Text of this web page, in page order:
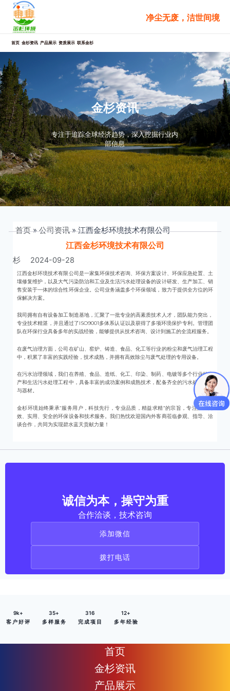
净尘无废，洁世间境
首页 金杉资讯 产品展示 资质展示 联系金杉
金杉资讯
专注于追踪全球经济趋势，深入挖掘行业内
部信息
首页»公司资讯»江西金杉环境技术有限公司
江西金杉环境技术有限公司
杉 2024-09-28
江西金杉环境技术有限公司是一家集环保技术咨询、环保方案设计、环保应急处置、土
壤修复维护，以及大气污染防治和工业及生活污水处理设备的设计研发、生产加工、销
售安装于一体的综合性环保企业。公司业务涵盖多个环保领域，致力于提供全方位的环
保解决方案。
我司拥有自有设备加工制造基地，汇聚了一批专业的高素质技术人才，团队能力突出，
专业技术精湛，并且通过了ISO9001多体系认证以及获得了多项环境保护专利。管理团
队在环保行业具备多年的实战经验，能够提供从技术咨询、设计到施工的全流程服务。
在废气治理方面，公司在矿山、窑炉、铸造、食品、化工等行业的粉尘和废气治理工程
中，积累了丰富的实践经验，技术成熟，并拥有高效除尘与废气处理的专用设备。
在污水治理领域，我们在养殖、食品、造纸、化工、印染、制药、电镀等多个行业的生
产和生活污水处理工程中，具备丰富的成功案例和成熟技术，配备齐全的污水处理设备
与器材。
金杉环境始终秉承“服务用户，科技先行，专业品质，精益求精”的宗旨，专注推广高
效、实用、安全的环保设备和技术服务。我们热忱欢迎国内外客商莅临参观、指导、洽
谈合作，共同为实现碧水蓝天贡献力量！
诚信为本，操守为重
合作洽谈，技术咨询
添加微信
拨打电话
客 户 好 评
9k+
多 样 服 务
35+
完 成 项 目
316
多 年 经 验
12+
首页
金杉资讯
产品展示